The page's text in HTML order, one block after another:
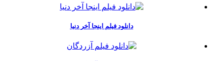
دانلود فیلم اینجا آخر دنیا